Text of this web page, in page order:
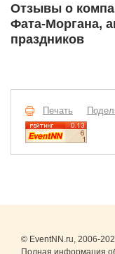
Отзывы о
Фата-Моргана,
праздников
Печать
© EventNN.ru, 2006-
Полная информация